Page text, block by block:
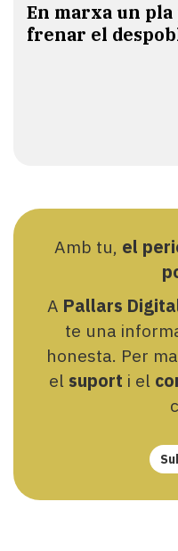
En marxa un
frenar el
Amb tu, el
A Pallars
te una
honesta. Per
el suport i el